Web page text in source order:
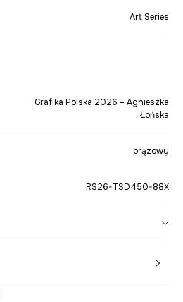
Art Series
Grafika Polska 2026 – Agnieszka
Łońska
brązowy
RS26-TSD450-88X